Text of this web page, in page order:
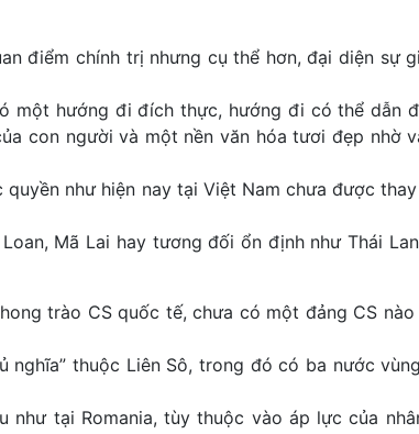
điểm chính trị nhưng cụ thể hơn, đại diện sự
một hướng đi đích thực, hướng đi có thể dẫn
con người và một nền văn hóa tươi đẹp nhờ
như hiện nay tại Việt Nam chưa được
Mã Lai hay tương đối ổn định như Thái
trào CS quốc tế, chưa có một đảng CS
thuộc Liên Sô, trong đó có ba nước
như tại Romania, tùy thuộc vào áp lực của